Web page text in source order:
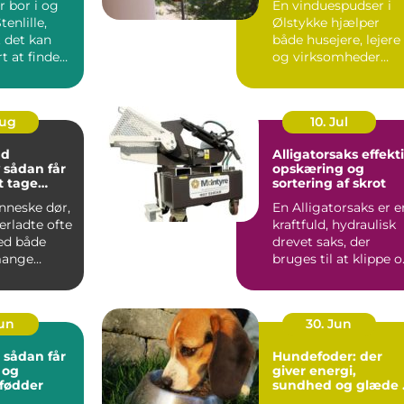
bor i og
det kan
at finde
En vinduespudser i
Ølstykke hjælper
både husejere, lejere
og virksomheder
tage
dør,
ofte
både
10. Jul
Alligatorsaks effektiv
opskæring og
sortering af skrot
En Alligatorsaks er
kraftfuld, hydraulisk
drevet saks, der
bruges til at klippe
får
30. Jun
Hundefoder: der
giver energi,
sundhed og glæde